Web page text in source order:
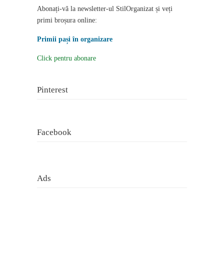
Abonați-vă la newsletter-ul StilOrganizat și veți
primi broșura online:
Primii pași în organizare
Click pentru abonare
Pinterest
Facebook
Ads